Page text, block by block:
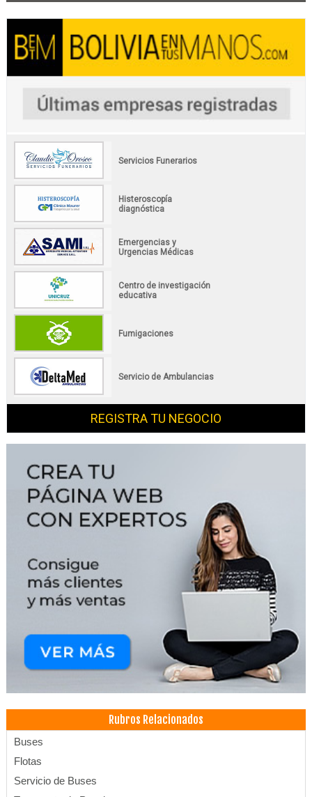
Servicios Funerarios
Histeroscopía
diagnóstica
Emergencias y
Urgencias Médicas
Centro de investigación
educativa
Fumigaciones
Servicio de Ambulancias
REGISTRA TU NEGOCIO
Rubros Relacionados
Buses
Flotas
Servicio de Buses